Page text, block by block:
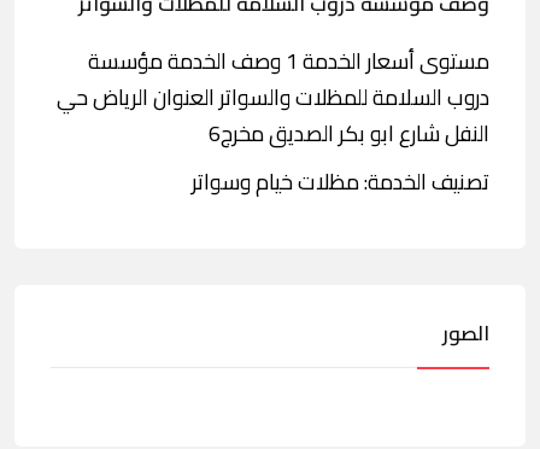
مستوى أسعار الخدمة 1 وصف الخدمة مؤسسة
دروب السلامة للمظلات والسواتر العنوان الرياض حي
النفل شارع ابو بكر الصديق مخرج6
تصنيف الخدمة: مظلات خيام وسواتر
الصور